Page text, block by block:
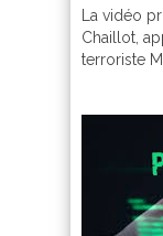
La vidéo
Chaillot,
terroriste